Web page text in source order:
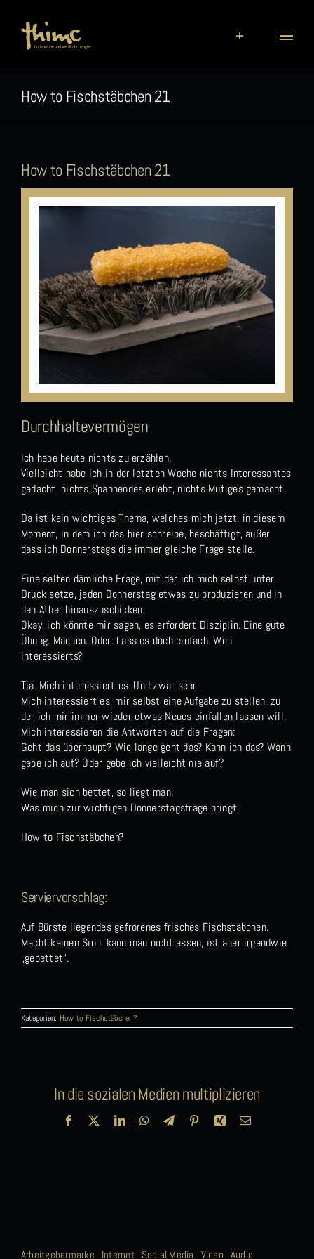
springen
How to Fischstäbchen 21
How to Fischstäbchen 21
Durchhaltevermögen
Ich habe heute nichts zu erzählen.
Vielleicht habe ich in der letzten Woche nichts Interessantes
gedacht, nichts Spannendes erlebt, nichts Mutiges gemacht.
Da ist kein wichtiges Thema, welches mich jetzt, in diesem
Moment, in dem ich das hier schreibe, beschäftigt, außer,
dass ich Donnerstags die immer gleiche Frage stelle.
Eine selten dämliche Frage, mit der ich mich selbst unter
Druck setze, jeden Donnerstag etwas zu produzieren und in
den Äther hinauszuschicken.
Okay, ich könnte mir sagen, es erfordert Disziplin. Eine gute
Übung. Machen. Oder: Lass es doch einfach. Wen
interessierts?
Tja. Mich interessiert es. Und zwar sehr.
Mich interessiert es, mir selbst eine Aufgabe zu stellen, zu
der ich mir immer wieder etwas Neues einfallen lassen will.
Mich interessieren die Antworten auf die Fragen:
Geht das überhaupt? Wie lange geht das? Kann ich das? Wann
gebe ich auf? Oder gebe ich vielleicht nie auf?
Wie man sich bettet, so liegt man.
Was mich zur wichtigen Donnerstagsfrage bringt.
How to Fischstäbchen?
Serviervorschlag:
Auf Bürste liegendes gefrorenes frisches Fischstäbchen.
Macht keinen Sinn, kann man nicht essen, ist aber irgendwie
„gebettet“.
Kategorien: How to Fischstäbchen?
In die sozialen Medien multiplizieren
Facebook LinkedInWhatsApp
TelegramPinterestXing E-
Arbeitgebermarke Internet Social Media Video Audio